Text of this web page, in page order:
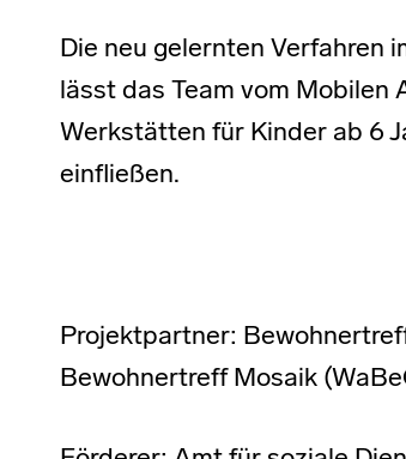
Die neu gelernten Verfahren
lässt das Team vom Mobilen
Werkstätten für Kinder ab 6
einfließen.
Projektpartner:
Bewohnertreff Mosaik